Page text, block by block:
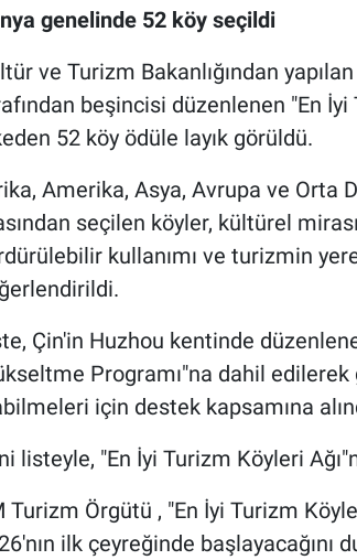
genelinde 52 köy seçildi
ve Turizm Bakanlığından
beşincisi düzenlenen "En
52 köy ödüle layık görüldü.
Amerika, Asya, Avrupa ve Orta
seçilen köyler, kültürel
kullanımı ve turizmin
Çin'in Huzhou kentinde
Programı"na dahil
için destek kapsamına
listeyle, "En İyi Turizm Köyleri
Turizm Örgütü , "En İyi Turizm
ilk çeyreğinde başlayacağını